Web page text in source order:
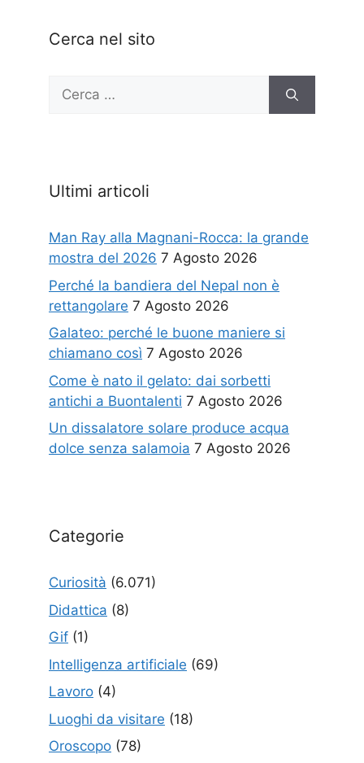
Cerca nel sito
Ricerca
Ultimi articoli
Man Ray alla Magnani-Rocca: la grande
mostra del 2026 7 Agosto 2026
Perché la bandiera del Nepal non è
rettangolare 7 Agosto 2026
Galateo: perché le buone maniere si
chiamano così 7 Agosto 2026
Come è nato il gelato: dai sorbetti
antichi a Buontalenti 7 Agosto 2026
Un dissalatore solare produce acqua
dolce senza salamoia 7 Agosto 2026
Categorie
Curiosità (6.071)
Didattica (8)
Gif (1)
Intelligenza artificiale (69)
Lavoro (4)
Luoghi da visitare (18)
Oroscopo (78)